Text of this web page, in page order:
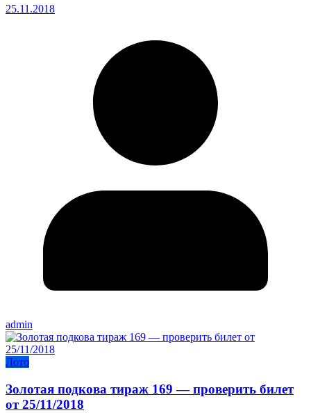
25.11.2018
admin
Лото
Золотая подкова тираж 169 — проверить билет
от 25/11/2018